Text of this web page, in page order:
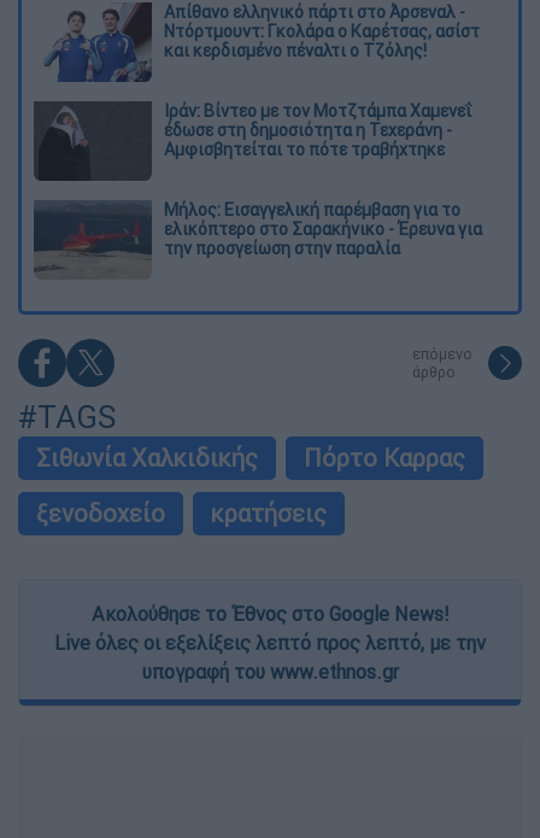
Απίθανο ελληνικό πάρτι στο Άρσεναλ -
Ντόρτμουντ: Γκολάρα ο Καρέτσας, ασίστ
και κερδισμένο πέναλτι ο Τζόλης!
Ιράν: Βίντεο με τον Μοτζτάμπα Χαμενεΐ
έδωσε στη δημοσιότητα η Τεχεράνη -
Αμφισβητείται το πότε τραβήχτηκε
Μήλος: Εισαγγελική παρέμβαση για το
ελικόπτερο στο Σαρακήνικο - Έρευνα για
την προσγείωση στην παραλία
επόμενο
άρθρο
#TAGS
Σιθωνία Χαλκιδικής
Πόρτο Καρρας
ξενοδοχείο
κρατήσεις
Ακολούθησε το Έθνος στο Google News!
Live όλες οι εξελίξεις λεπτό προς λεπτό, με την
υπογραφή του www.ethnos.gr